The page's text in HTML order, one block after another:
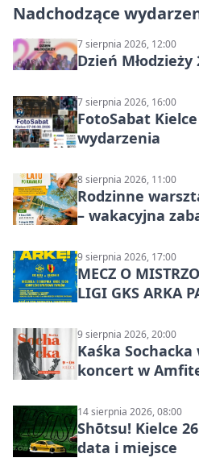
Nadchodzące
7 sierpnia 2026, 12:00
Dzień
7 sierpnia 2026, 16:00
FotoSabat
wydarzenia
8 sierpnia 2026, 11:00
Rodzinne
– wakacyjna
9 sierpnia 2026, 17:00
MECZ O
LIGI GKS ARKA
9 sierpnia 2026, 20:00
Kaśka
koncert w
14 sierpnia 2026, 08:00
Shōtsu! Kielce
data i miejsce